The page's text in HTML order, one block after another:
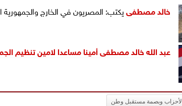
خالد مصطفىيكتب: المصريون في الخارج والجمهورية
عبد الله خالد مصطفى أمينا مساعدا لامين تنظيم
الأحزاب وبصمة مستقبل وطن